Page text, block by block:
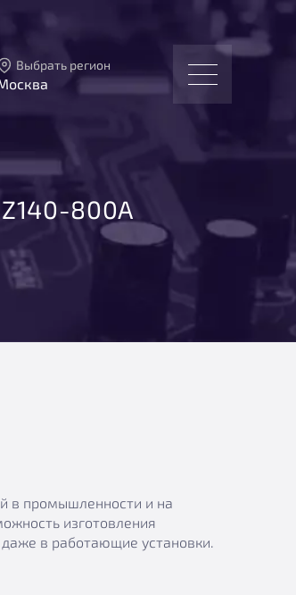
Выбрать регион
Екатеринбург
800А
в промышленности и на
изготовления
в работающие установки.